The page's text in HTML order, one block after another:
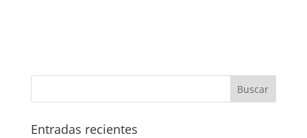
Entradas recientes